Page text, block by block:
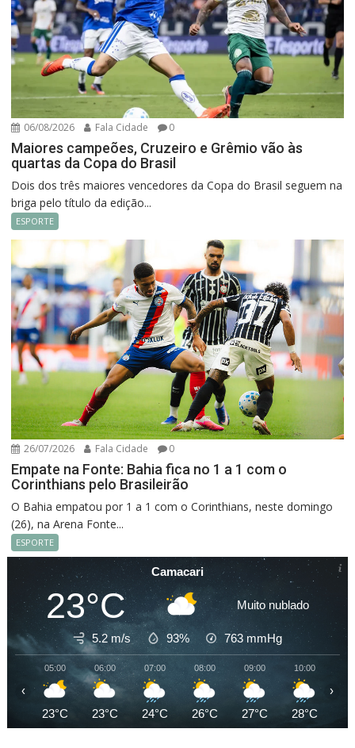
06/08/2026 Fala Cidade 0
Maiores campeões, Cruzeiro e Grêmio vão às
quartas da Copa do Brasil
Dois dos três maiores vencedores da Copa do Brasil seguem na
briga pelo título da edição...
ESPORTE
26/07/2026 Fala Cidade 0
Empate na Fonte: Bahia fica no 1 a 1 com o
Corinthians pelo Brasileirão
O Bahia empatou por 1 a 1 com o Corinthians, neste domingo
(26), na Arena Fonte...
ESPORTE
Camacari
23°C Muito nublado
5.2 m/s 93% 763 mmHg
05:00
23°C
06:00
23°C
07:00
24°C
08:00
26°C
09:00
27°C
10:00
28°C
‹ ›